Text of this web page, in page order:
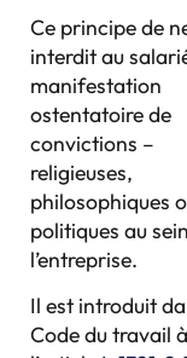
Ce principe de
interdit au
manifestation
ostentatoire de
convictions –
religieuses,
philosophiques
politiques au
l’entreprise.
Il est introduit
Code du travail à